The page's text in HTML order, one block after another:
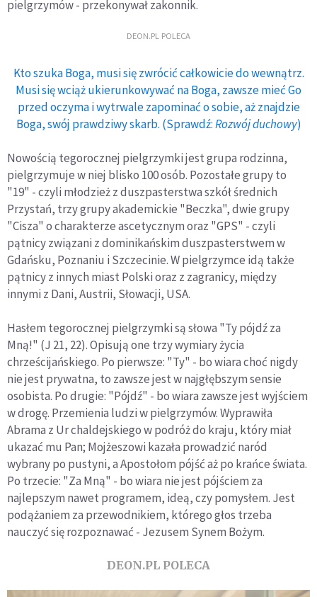
pielgrzymów - przekonywał zakonnik.
DEON.PL POLECA
Kto szuka Boga, musi się zwrócić całkowicie do wewnątrz.
Musi się wciąż ukierunkowywać na Boga, zawsze mieć Go
przed oczyma i wytrwale zapominać o sobie, aż znajdzie
Boga, swój prawdziwy skarb. (Sprawdź:Rozwój duchowy)
Nowością tegorocznej pielgrzymki jest grupa rodzinna,
pielgrzymuje w niej blisko 100 osób. Pozostałe grupy to
"19" - czyli młodzież z duszpasterstwa szkół średnich
Przystań, trzy grupy akademickie "Beczka", dwie grupy
"Cisza" o charakterze ascetycznym oraz "GPS" - czyli
pątnicy związani z dominikańskim duszpasterstwem w
Gdańsku, Poznaniu i Szczecinie. W pielgrzymce idą także
pątnicy z innych miast Polski oraz z zagranicy, między
innymi z Dani, Austrii, Słowacji, USA.
Hasłem tegorocznej pielgrzymki są słowa "Ty pójdź za
Mną!" (J 21, 22). Opisują one trzy wymiary życia
chrześcijańskiego. Po pierwsze: "Ty" - bo wiara choć nigdy
nie jest prywatna, to zawsze jest w najgłębszym sensie
osobista. Po drugie: "Pójdź" - bo wiara zawsze jest wyjściem
w drogę. Przemienia ludzi w pielgrzymów. Wyprawiła
Abrama z Ur chaldejskiego w podróż do kraju, który miał
ukazać mu Pan; Mojżeszowi kazała prowadzić naród
wybrany po pustyni, a Apostołom pójść aż po krańce świata.
Po trzecie: "Za Mną" - bo wiara nie jest pójściem za
najlepszym nawet programem, ideą, czy pomysłem. Jest
podążaniem za przewodnikiem, którego głos trzeba
nauczyć się rozpoznawać - Jezusem Synem Bożym.
DEON.PL POLECA